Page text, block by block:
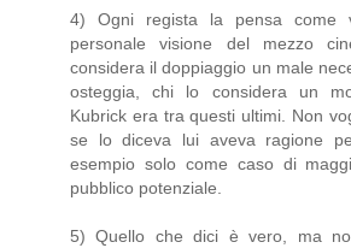
4) Ogni regista la pensa come
personale visione del mezzo
considera il doppiaggio un male
osteggia, chi lo considera un
Kubrick era tra questi ultimi. Non
se lo diceva lui aveva ragione
esempio solo come caso di
pubblico potenziale.
5) Quello che dici è vero, ma